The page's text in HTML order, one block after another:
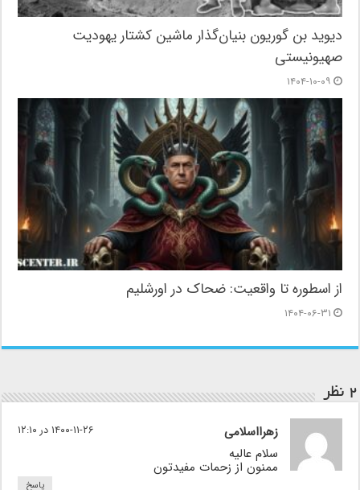
دیوید بن گوریون بنیان‌گذار ماشین کشتار یهودیت
صهیونیستی
۱۴۰۴-۱۰-۰۹
از اسطوره تا واقعیت: ضحاک در اورشلیم
۱۴۰۴-۰۶-۳۱
۲ نظر
زهرااسلامی ۱۴۰۰-۱۱-۲۶ در ۱۲:۱۰
سلام عالیه
ممنون از زحمات مفیدتون
پاسخ